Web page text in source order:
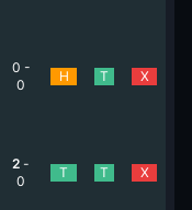
0 -
0
H T X
2 -
0
T T X